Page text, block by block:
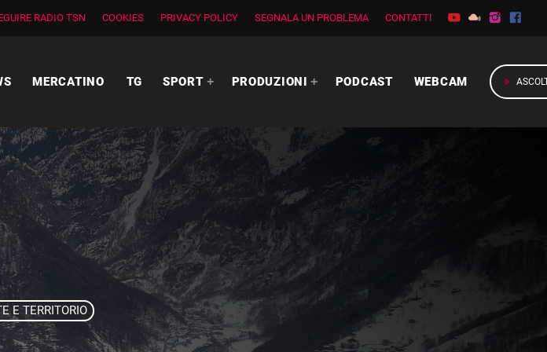
RADIO TSN COOKIES PRIVACY POLICY SEGNALA UN PROBLEMA CONTATTI
MERCATINO TG SPORT PRODUZIONI PODCAST WEBCAM play_arrow
E TERRITORIO